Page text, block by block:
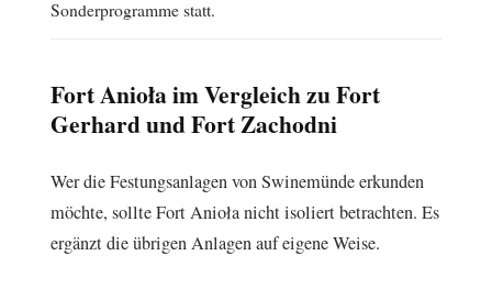
Sonderprogramme statt.
Fort Anioła im Vergleich zu Fort
Gerhard und Fort Zachodni
Wer die Festungsanlagen von Swinemünde erkunden
möchte, sollte Fort Anioła nicht isoliert betrachten. Es
ergänzt die übrigen Anlagen auf eigene Weise.